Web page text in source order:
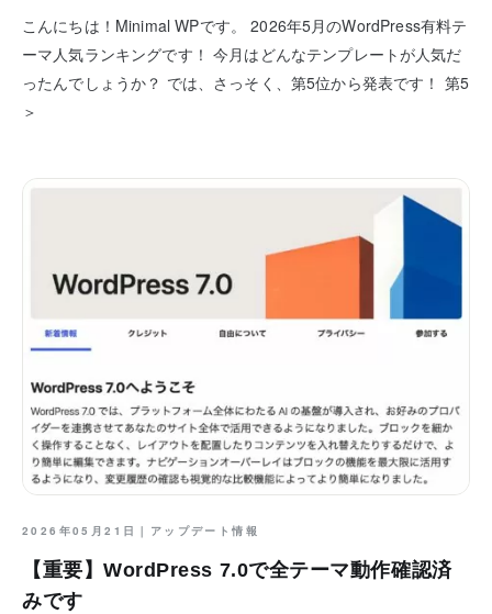
こんにちは！Minimal WPです。 2026年5月のWordPress有料テ
ーマ人気ランキングです！ 今月はどんなテンプレートが人気だ
ったんでしょうか？ では、さっそく、第5位から発表です！ 第5
＞
2026年05月21日｜ アップデート情報
【重要】WordPress 7.0で全テーマ動作確認済
みです